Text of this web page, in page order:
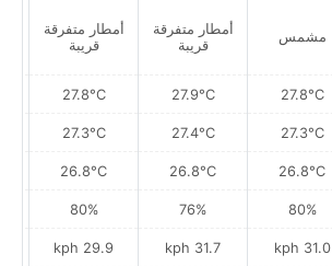
مشمس
27.8°C
27.3°C
26.8°C
80%
31.0 kph
أمطار متفرقة
قريبة
27.9°C
27.4°C
26.8°C
76%
31.7 kph
أمطار متفرقة
قريبة
27.8°C
27.3°C
26.8°C
80%
29.9 kph